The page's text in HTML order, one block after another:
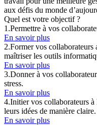
aux défis du monde
Quel est votre objectif ?
1.Permettre à vos
En savoir plus
2.Former vos collaborateurs
maîtriser les outils
En savoir plus
3.Donner à vos
stress.
En savoir plus
4.Initier vos collaborateurs
leurs idées de manière claire.
En savoir plus